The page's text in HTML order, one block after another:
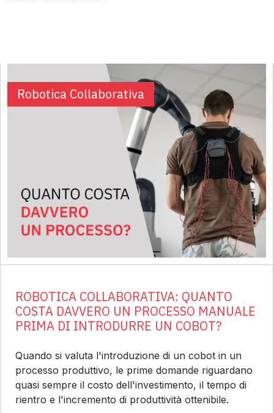
Robotica Collaborativa
ROBOTICA COLLABORATIVA: QUANTO
COSTA DAVVERO UN PROCESSO MANUALE
PRIMA DI INTRODURRE UN COBOT?
Quando si valuta l'introduzione di un cobot in un
processo produttivo, le prime domande riguardano
quasi sempre il costo dell'investimento, il tempo di
rientro e l'incremento di produttività ottenibile.